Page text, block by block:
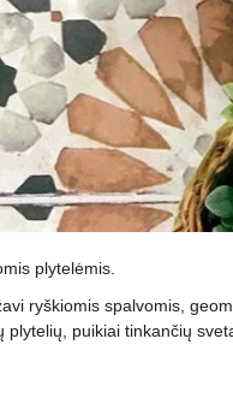
plytelėmis.
ryškiomis spalvomis,
puikiai tinkančių